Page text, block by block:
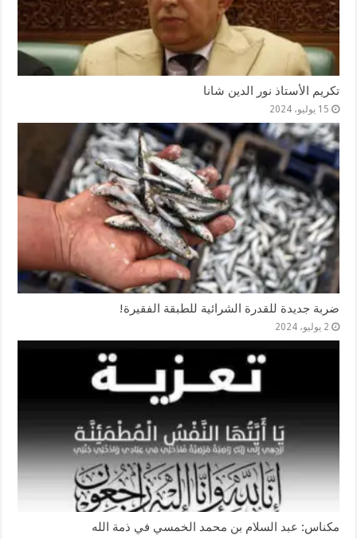
تكريم الأستاذ نور الدين شانا
15 يوليو، 2024
ضربة جديدة للقدرة الشرائية للطبقة الفقيرة!
2 يوليو، 2024
مكناس: عبد السلام بن محمد الخمسي في ذمة الله